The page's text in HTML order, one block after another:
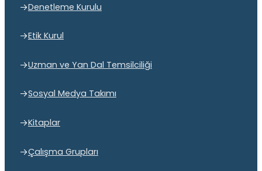
Denetleme Kurulu
Etik Kurul
Uzman ve Yan Dal Temsilciliği
Sosyal Medya Takımı
Kitaplar
Çalışma Grupları